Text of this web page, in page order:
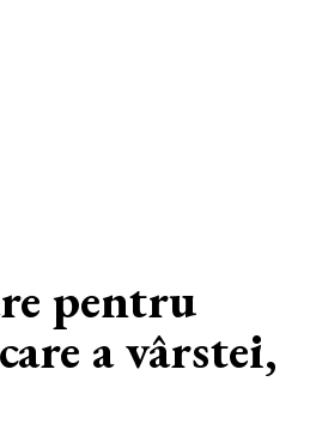
pentru
a vârstei,